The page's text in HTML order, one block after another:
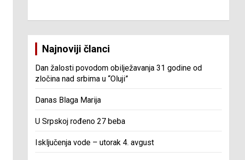
Najnoviji članci
Dan žalosti povodom obilježavanja 31 godine od
zločina nad srbima u “Oluji”
Danas Blaga Marija
U Srpskoj rođeno 27 beba
Isključenja vode – utorak 4. avgust